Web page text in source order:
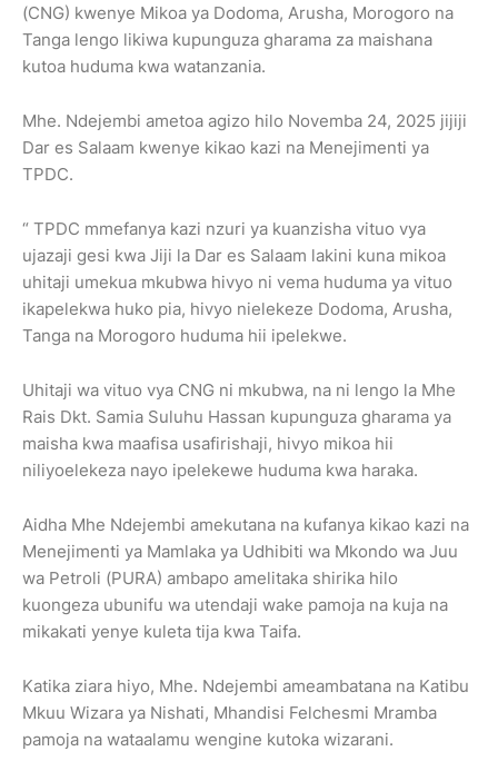
(CNG) kwenye Mikoa ya Dodoma, Arusha, Morogoro na
Tanga lengo likiwa kupunguza gharama za maishana
kutoa huduma kwa watanzania.
Mhe. Ndejembi ametoa agizo hilo Novemba 24, 2025 jijiji
Dar es Salaam kwenye kikao kazi na Menejimenti ya
TPDC.
“ TPDC mmefanya kazi nzuri ya kuanzisha vituo vya
ujazaji gesi kwa Jiji la Dar es Salaam lakini kuna mikoa
uhitaji umekua mkubwa hivyo ni vema huduma ya vituo
ikapelekwa huko pia, hivyo nielekeze Dodoma, Arusha,
Tanga na Morogoro huduma hii ipelekwe.
Uhitaji wa vituo vya CNG ni mkubwa, na ni lengo la Mhe
Rais Dkt. Samia Suluhu Hassan kupunguza gharama ya
maisha kwa maafisa usafirishaji, hivyo mikoa hii
niliyoelekeza nayo ipelekewe huduma kwa haraka.
Aidha Mhe Ndejembi amekutana na kufanya kikao kazi na
Menejimenti ya Mamlaka ya Udhibiti wa Mkondo wa Juu
wa Petroli (PURA) ambapo amelitaka shirika hilo
kuongeza ubunifu wa utendaji wake pamoja na kuja na
mikakati yenye kuleta tija kwa Taifa.
Katika ziara hiyo, Mhe. Ndejembi ameambatana na Katibu
Mkuu Wizara ya Nishati, Mhandisi Felchesmi Mramba
pamoja na wataalamu wengine kutoka wizarani.